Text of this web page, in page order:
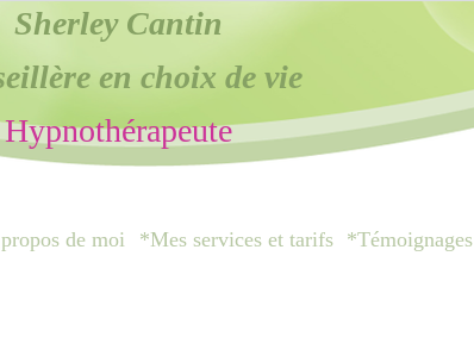
Sherley Cantin
en choix de vie
Hypnothérapeute
de moi *Mes services et tarifs *Témoignages